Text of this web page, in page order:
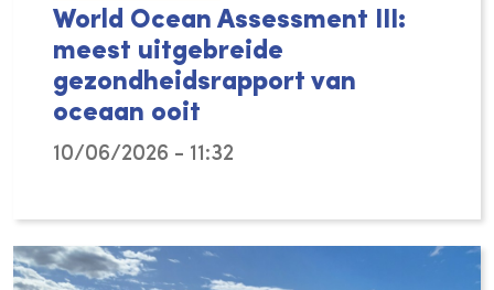
World Ocean Assessment III:
meest uitgebreide
gezondheidsrapport van
oceaan ooit
10/06/2026 - 11:32